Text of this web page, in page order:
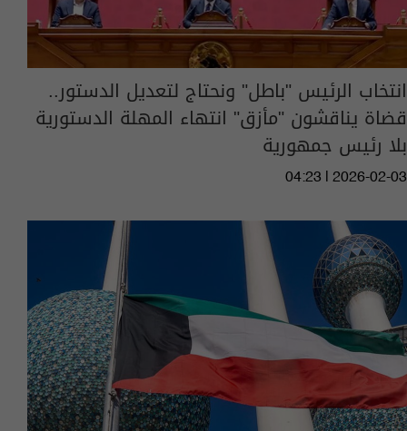
انتخاب الرئيس "باطل" ونحتاج لتعديل الدستور..
قضاة يناقشون "مأزق" انتهاء المهلة الدستورية
بلا رئيس جمهورية
04:23 | 2026-02-03